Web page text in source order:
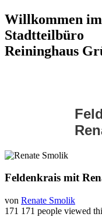
Willkommen im
Stadtteilbüro
Reininghaus
Feldenkrais mit
von Renate Smolik
171 171 people viewed